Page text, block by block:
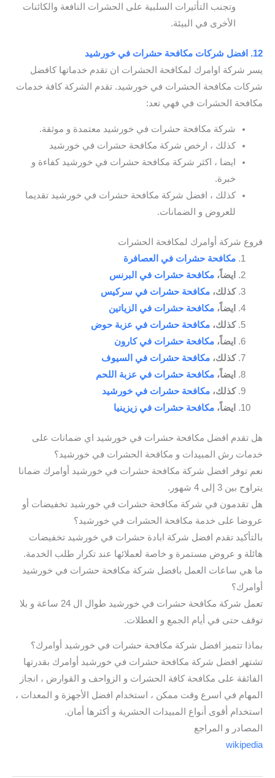
وتجنب التأثيرات السلبية على الحشرات النافعة والكائنات
الأخرى في البيئة.
12. افضل شركات مكافحة حشرات في خورشيد
يسر شركة اوامرك لمكافحة الحشرات ان تقدم خدماتها كافضل
شركات مكافحة الحشرات في خورشيد. تقدم الشركة كافة خدمات
مكافحة الحشرات في فهي تعد:
شركة مكافحة حشرات في خورشيد معتمدة و موثقة.
كذلك ، ارخص شركة مكافحة حشرات في خورشيد
ايضا ، اكثر شركة مكافحة حشرات في خورشيد كفاءة و
خبرة.
كذلك ، افضل شركة مكافحة حشرات في خورشيد تقديما
للعروض و الضمانات.
فروع شركة أوامرك لمكافحة الحشرات
مكافحة حشرات في العصافرة
ايضاً، مكافحة حشرات في البرنس
كذلك، مكافحة حشرات في سركيس
ايضاً، مكافحة حشرات في الزياتين
كذلك، مكافحة حشرات في عزبة حوض
ايضاً، مكافحة حشرات في كارون
كذلك، مكافحة حشرات في السيوف
ايضاً، مكافحة حشرات في عزبة اللحم
كذلك، مكافحة حشرات في خورشيد
ايضاً، مكافحة حشرات في زيزينيا
هل تقدم افضل مكافحة حشرات في خورشيد اي ضمانات على
خدمات رش المبيدات و مكافحة الحشرات في خورشيد؟
نعم توفر افضل شركة مكافحة حشرات في خورشيد أوامرك ضمانا
يتراوح بين 3 إلى 4 شهور.
هل تقدمون في شركة مكافحة حشرات في خورشيد تخفيضات أو
عروضا على خدمة مكافحة الحشرات في خورشيد؟
بالتأكيد تقدم افضل شركة ابادة حشرات في خورشيد تخفيضات
هائلة و عروض مستمرة و خاصة لعملائها عند تكرار طلب الخدمة.
ما هي ساعات العمل بافضل شركة مكافحة حشرات في خورشيد
أوامرك؟
تعمل شركة مكافحة حشرات في خورشيد طوال ال 24 ساعة و بلا
توقف حتى في أيام الجمع و العطلات.
بماذا تتميز افضل شركة مكافحة حشرات في خورشيد أوامرك؟
تشتهر افضل شركة مكافحة حشرات في خورشيد أوامرك بقدرتها
الفائقة على مكافحة كافة الحشرات و الزواحف و القوارض ، انجاز
المهام في اسرع وقت ممكن ، استخدام افضل الأجهزة و المعدات ،
استخدام أقوى أنواع المبيدات الحشرية و أكثرها أمان.
المصادر و المراجع
wikipedia